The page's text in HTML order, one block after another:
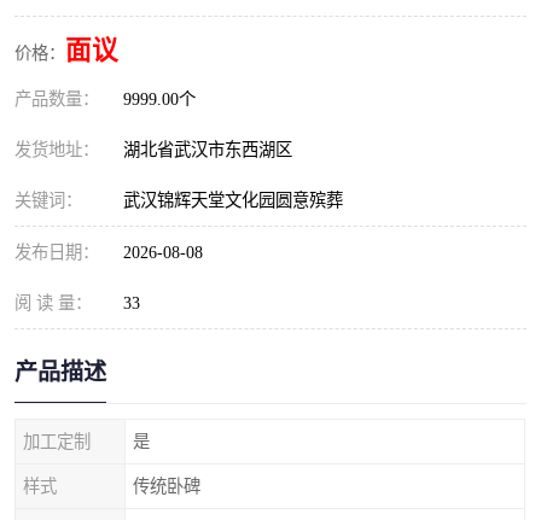
价格： 面议
产品数量： 9999.00个
发货地址： 湖北省武汉市东西湖区
关键词： 武汉锦辉天堂文化园圆意殡葬
发布日期： 2026-08-08
阅 读 量： 33
产品描述
加工定制 是
样式 传统卧碑